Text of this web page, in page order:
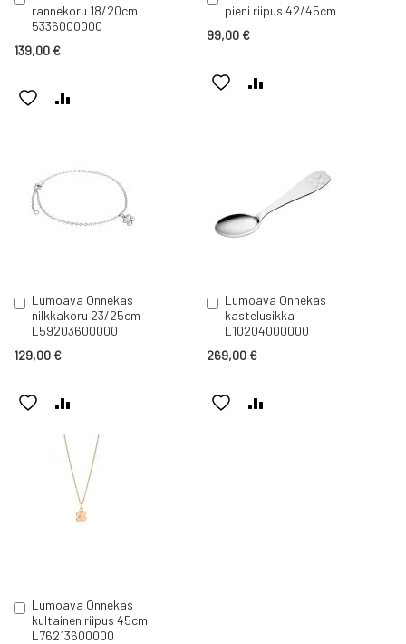
rannekoru 18/20cm
5336000000
139,00 €
ostoskoriin
LISÄÄ
pieni riipus 42/45cm
99,00 €
ostoskoriin
LISÄÄ
Lumoava Onnekas
nilkkakoru 23/25cm
L59203600000
129,00 €
Lisää
ostoskoriin
LISÄÄ
TOIVELISTAAN
VERTAILUUN
Lumoava Onnekas
kastelusikka
L10204000000
269,00 €
Lisää
ostoskoriin
LISÄÄ
Lumoava Onnekas
kultainen riipus 45cm
L76213600000
Lisää
ostoskoriin